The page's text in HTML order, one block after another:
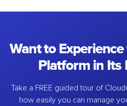
Want to
Platform in Its
Take a FREE guided tour of
how easily you can manage